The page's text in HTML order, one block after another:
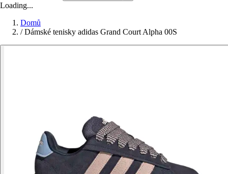
Loading...
Domů
/ Dámské tenisky adidas Grand Court Alpha 00S